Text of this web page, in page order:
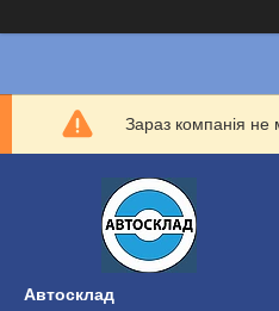
Зараз компанія не
Автосклад